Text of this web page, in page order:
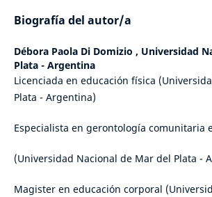
Biografía del autor/a
Débora Paola Di Domizio , Universidad
Plata - Argentina
Licenciada en educación física
Plata - Argentina)
Especialista en gerontología comunitaria
(Universidad Nacional de Mar del Plata -
Magister en educación corporal